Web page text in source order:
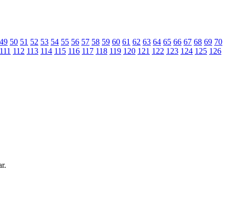
49 50 51 52 53 54 55 56 57 58 59 60 61 62 63 64 65 66 67 68 69 70
111 112 113 114 115 116 117 118 119 120 121 122 123 124 125 126